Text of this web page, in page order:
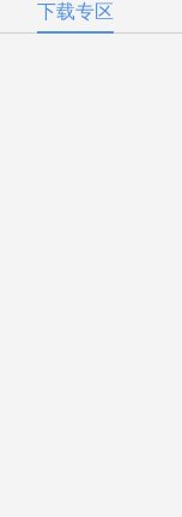
下载专区